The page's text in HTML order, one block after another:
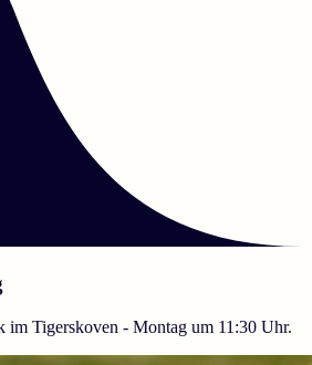
im Tigerskoven - Montag um 11:30 Uhr.